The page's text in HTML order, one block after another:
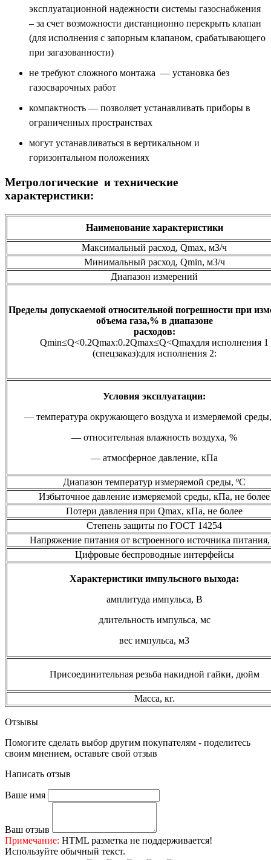
эксплуатационной надежности системы газоснабжения
– за счет возможности дистанционно перекрыть клапан
(для исполнения с запорным клапаном, срабатывающего
при загазованности)
не требуют сложного монтажа — установка без
газосварочных работ
компактность — позволяет устанавливать приборы в
ограниченных пространствах
могут устанавливаться в вертикальном и
горизонтальном положениях
Метрологические и технические
характеристики:
Наименование характеристики
Максимальный расход, Qmax, м3/ч
Минимальный расход, Qmin, м3/ч
Диапазон измерений
Пределы допускаемой относительной погрешности при
объема газа,% в диапазоне
расходов:
Qmin≤Q<0.2Qmax:0.2Qmax≤Q<Qmaxдля исполнения 1
(спецзаказ):для исполнения 2:
Условия эксплуатации:
— температура окружающего воздуха и измеряемой
— относительная влажность воздуха, %
— атмосферное давление, кПа
Диапазон температур измеряемой среды, ºС
Избыточное давление измеряемой среды, кПа, не более
Потери давления при Qmax, кПа, не более
Степень защиты по ГОСТ 14254
Напряжение питания от встроенного источника
Цифровые беспроводные интерфейсы
Характеристики импульсного выхода:
амплитуда импульса, В
длительность импульса, мс
вес импульса, м3
Присоединительная резьба накидной гайки, дюйм
Масса, кг.
Отзывы
Помогите сделать выбор другим покупателям - поделитесь
своим мнением, оставьте свой отзыв
Написать отзыв
Ваше имя
Ваш отзыв
Примечание: HTML разметка не поддерживается!
Используйте обычный текст.